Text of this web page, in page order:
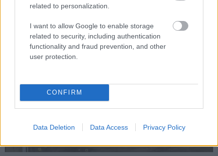
related to personalization.
I want to allow Google to enable storage
related to security, including authentication
functionality and fraud prevention, and other
user protection.
CONFIRM
Data Deletion Data Access Privacy Policy